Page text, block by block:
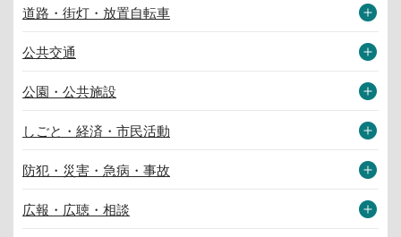
道路・街灯・放置自転車
公共交通
公園・公共施設
しごと・経済・市民活動
防犯・災害・急病・事故
広報・広聴・相談